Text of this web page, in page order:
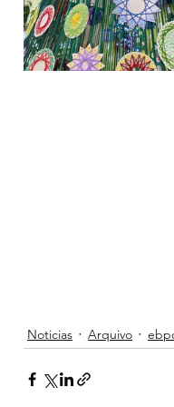
Noticias Arquivo